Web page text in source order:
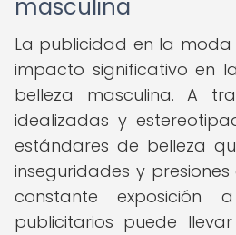
masculina
La publicidad en la moda
impacto significativo en
belleza masculina. A
idealizadas y
estándares de belleza
inseguridades y
constante exposición
publicitarios puede